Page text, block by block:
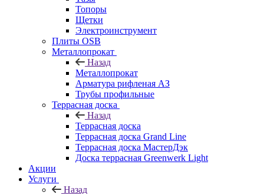
Топоры
Щетки
Электроинструмент
Плиты OSB
Металлопрокат
Назад
Металлопрокат
Арматура рифленая АЗ
Трубы профильные
Террасная доска
Назад
Террасная доска
Террасная доска Grand Line
Террасная доска МастерДэк
Доска террасная Greenwerk Light
Акции
Услуги
Назад